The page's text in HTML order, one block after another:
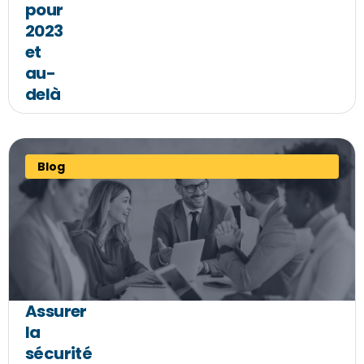
pour
2023
et
au-
delà
Blog
Assurer
la
sécurité